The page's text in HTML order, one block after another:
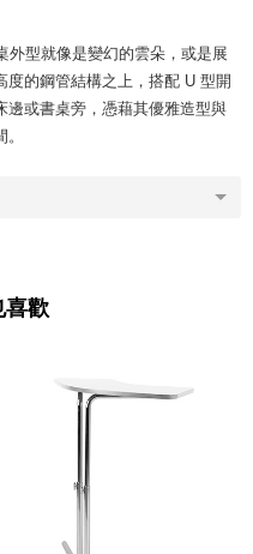
外型就像是變幻的雲朵，或是展
的鋼管結構之上，搭配 U 型開
邊或書桌旁，憑藉其優雅造型與
喜歡